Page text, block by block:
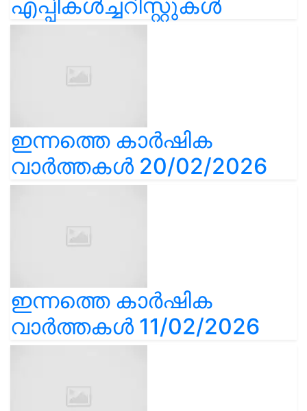
എപ്പികൾച്ചറിസ്റ്റുകൾ
ഇന്നത്തെ കാർഷിക
വാർത്തകൾ 20/02/2026
ഇന്നത്തെ കാർഷിക
വാർത്തകൾ 11/02/2026